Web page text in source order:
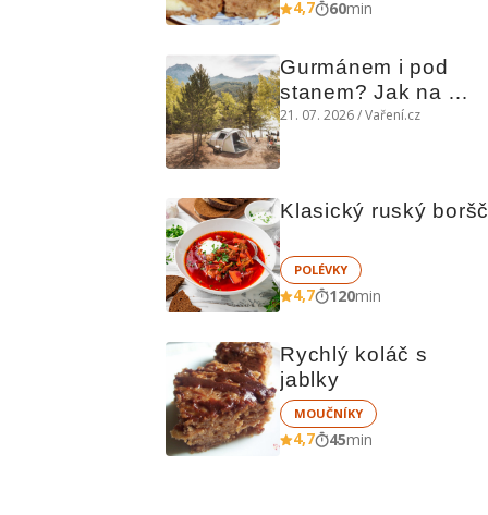
4,7 60min
Gurmánem i pod
stanem? Jak na
polní kuchyni a na
21. 07. 2026 / Vaření.cz
Klasický ruský boršč
POLÉVKY
4,7 120min
Rychlý koláč s
jablky
MOUČNÍKY
4,7 45min